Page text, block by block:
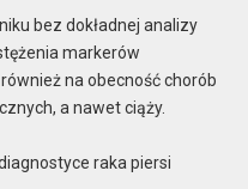
bez dokładnej analizy
markerów
na obecność chorób
a nawet ciąży.
raka piersi